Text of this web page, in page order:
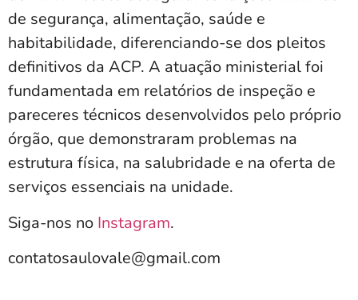
de segurança, alimentação, saúde e
habitabilidade, diferenciando-se dos pleitos
definitivos da ACP. A atuação ministerial foi
fundamentada em relatórios de inspeção e
pareceres técnicos desenvolvidos pelo próprio
órgão, que demonstraram problemas na
estrutura física, na salubridade e na oferta de
serviços essenciais na unidade.
Siga-nos no Instagram.
contatosaulovale@gmail.com